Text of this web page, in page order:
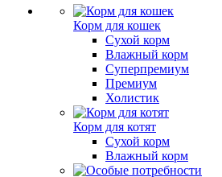
Корм для кошек
Сухой корм
Влажный корм
Суперпремиум
Премиум
Холистик
Корм для котят
Сухой корм
Влажный корм